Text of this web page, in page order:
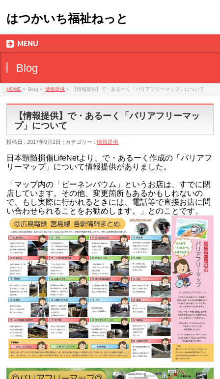
はつかいち福祉ねっと
MENU
Blog
HOME » Blog » 情報提供 » 【情報提供】で・あるーく「バリアフリーマップ」について
【情報提供】で・あるーく「バリアフリーマッ
プ」について
投稿日 : 2017年9月2日 | カテゴリー :情報提供
日本頸髄損傷LifeNetより、で・あるーく作成の「バリアフ
リーマップ」について情報提供がありました。
「 マップ内の「ビーネンバウム」というお店は、すでに閉
店しています。その他、変更箇所もあるかもしれないの
で、
もし実際に行かれるときには、 電話等で直接お店に問
い合わせられることをお勧めします。」とのことです。